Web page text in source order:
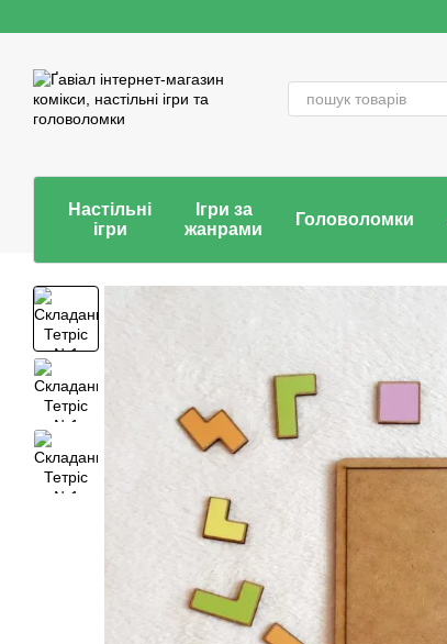
Настільні
ігри
Ігри за
жанрами
Головоломки